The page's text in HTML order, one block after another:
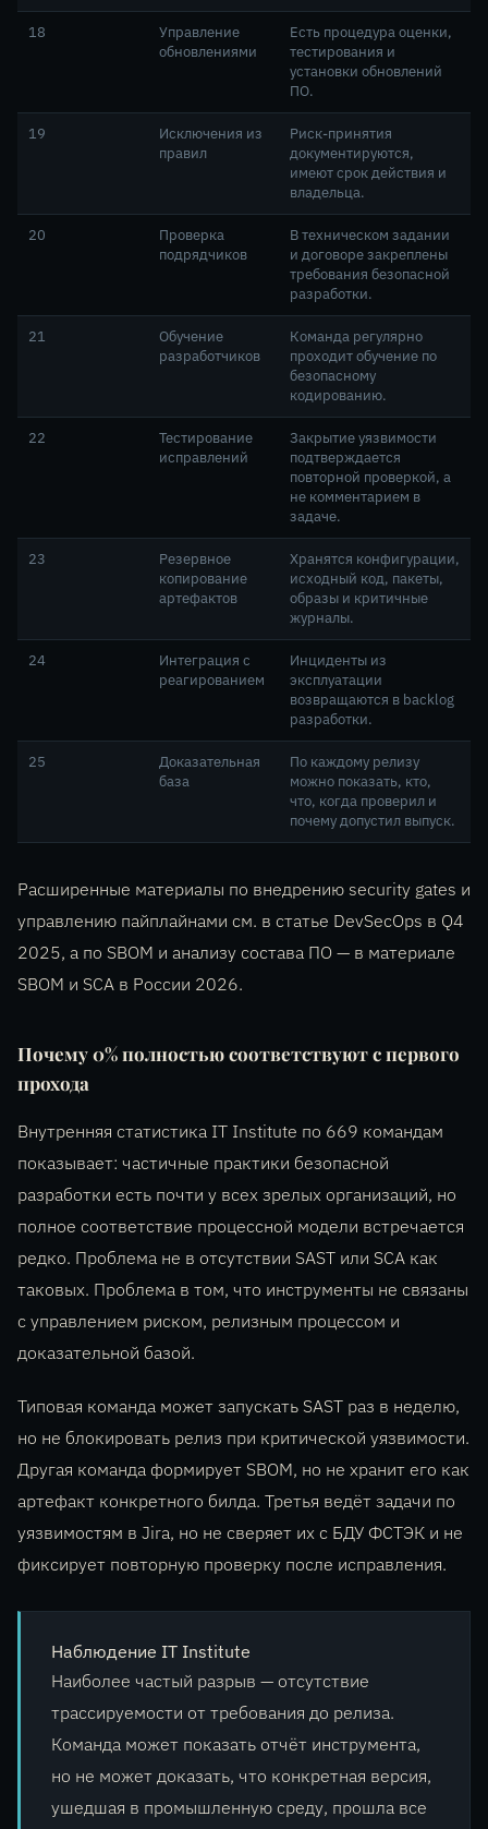
18
Управление
обновлениями
Есть процедура оценки,
тестирования и
установки обновлений
ПО.
19
Исключения из
правил
Риск-принятия
документируются,
имеют срок действия и
владельца.
20
Проверка
подрядчиков
В техническом задании
и договоре закреплены
требования безопасной
разработки.
21
Обучение
разработчиков
Команда регулярно
проходит обучение по
безопасному
кодированию.
22
Тестирование
исправлений
Закрытие уязвимости
подтверждается
повторной проверкой, а
не комментарием в
задаче.
23
Резервное
копирование
артефактов
Хранятся конфигурации,
исходный код, пакеты,
образы и критичные
журналы.
24
Интеграция с
реагированием
Инциденты из
эксплуатации
возвращаются в backlog
разработки.
25
Доказательная
база
По каждому релизу
можно показать, кто,
что, когда проверил и
почему допустил выпуск.
Расширенные материалы по внедрению security gates и
управлению пайплайнами см. в статье DevSecOps в Q4
2025, а по SBOM и анализу состава ПО — в материале
SBOM и SCA в России 2026.
Почему 0% полностью соответствуют с первого
прохода
Внутренняя статистика IT Institute по 669 командам
показывает: частичные практики безопасной
разработки есть почти у всех зрелых организаций, но
полное соответствие процессной модели встречается
редко. Проблема не в отсутствии SAST или SCA как
таковых. Проблема в том, что инструменты не связаны
с управлением риском, релизным процессом и
доказательной базой.
Типовая команда может запускать SAST раз в неделю,
но не блокировать релиз при критической уязвимости.
Другая команда формирует SBOM, но не хранит его как
артефакт конкретного билда. Третья ведёт задачи по
уязвимостям в Jira, но не сверяет их с БДУ ФСТЭК и не
фиксирует повторную проверку после исправления.
Наблюдение IT Institute
Наиболее частый разрыв — отсутствие
трассируемости от требования до релиза.
Команда может показать отчёт инструмента,
но не может доказать, что конкретная версия,
ушедшая в промышленную среду, прошла все